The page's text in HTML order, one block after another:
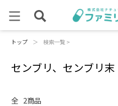
トップ ＞ 検索一覧 >
センブリ、センブリ末
全 2商品